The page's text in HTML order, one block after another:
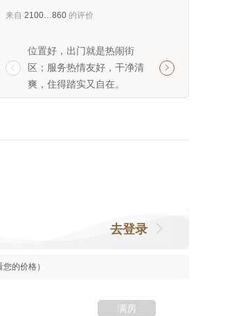
来自 2100…860 的评价

位置好，出门就是热闹街
区；服务热情友好，干净清
爽，住得踏实又自在。
方便。

去登录
您的价格）
满房